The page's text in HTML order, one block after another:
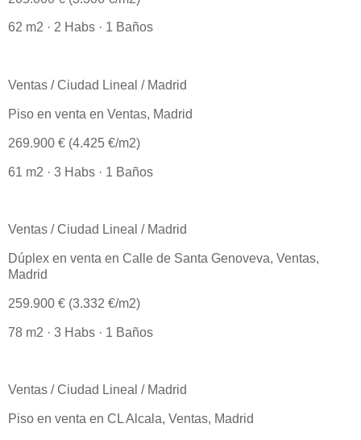
62 m2 · 2 Habs · 1 Baños
Ventas / Ciudad Lineal / Madrid
Piso en venta en Ventas, Madrid
269.900 € (4.425 €/m2)
61 m2 · 3 Habs · 1 Baños
Ventas / Ciudad Lineal / Madrid
Dúplex en venta en Calle de Santa Genoveva, Ventas,
Madrid
259.900 € (3.332 €/m2)
78 m2 · 3 Habs · 1 Baños
Ventas / Ciudad Lineal / Madrid
Piso en venta en CL Alcala, Ventas, Madrid